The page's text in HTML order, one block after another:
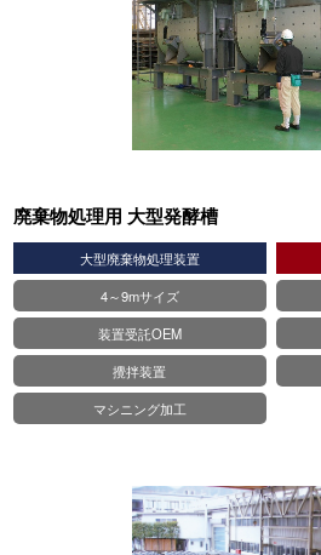
廃棄物処理用 大型発酵槽
大型廃棄物処理装置
4～9mサイズ
装置受託OEM
攪拌装置
マシニング加工